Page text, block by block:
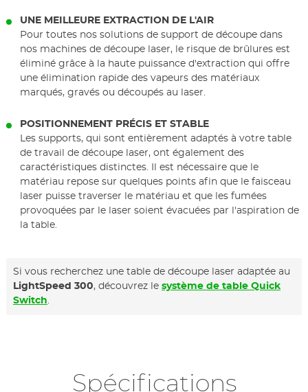
UNE MEILLEURE EXTRACTION DE L'AIR
Pour toutes nos solutions de support de découpe dans
nos machines de découpe laser, le risque de brûlures est
éliminé grâce à la haute puissance d'extraction qui offre
une élimination rapide des vapeurs des matériaux
marqués, gravés ou découpés au laser.
POSITIONNEMENT PRÉCIS ET STABLE
Les supports, qui sont entièrement adaptés à votre table
de travail de découpe laser, ont également des
caractéristiques distinctes. Il est nécessaire que le
matériau repose sur quelques points afin que le faisceau
laser puisse traverser le matériau et que les fumées
provoquées par le laser soient évacuées par l'aspiration de
la table.
Si vous recherchez une table de découpe laser adaptée au
LightSpeed 300, découvrez le système de table Quick
Switch.
Spécifications